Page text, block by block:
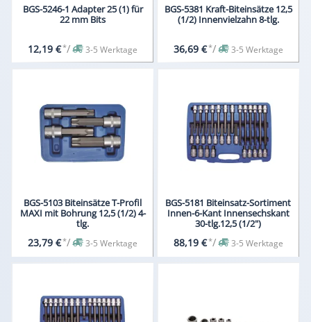
BGS-5246-1 Adapter 25 (1) für
22 mm Bits
12,19 €*/ 3-5 Werktage
BGS-5381 Kraft-Biteinsätze 12,5
(1/2) Innenvielzahn 8-tlg.
36,69 €*/ 3-5 Werktage
BGS-5103 Biteinsätze T-Profil
MAXI mit Bohrung 12,5 (1/2) 4-
tlg.
23,79 €*/ 3-5 Werktage
BGS-5181 Biteinsatz-Sortiment
Innen-6-Kant Innensechskant
30-tlg.12,5 (1/2")
88,19 €*/ 3-5 Werktage